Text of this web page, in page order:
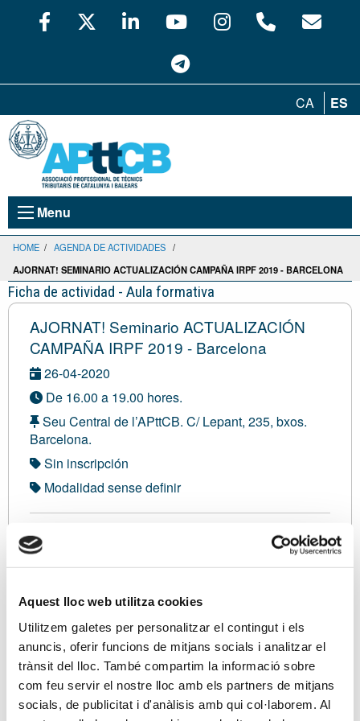
Aquest lloc web utilitza cookies
Utilitzem galetes per personalitzar el contingut i els
anuncis, oferir funcions de mitjans socials i analitzar el
trànsit del lloc. També compartim la informació sobre
com feu servir el nostre lloc amb els partners de mitjans
socials, de publicitat i d'anàlisis amb qui col·laborem. Al
CA ES
Menu
HOME / AGENDA DE ACTIVIDADES /
AJORNAT! SEMINARIO ACTUALIZACIÓN CAMPAÑA IRPF 2019 - BARCELONA
Ficha de actividad - Aula formativa
AJORNAT! Seminario ACTUALIZACIÓN
CAMPAÑA IRPF 2019 - Barcelona
26-04-2020
De 16.00 a 19.00 hores.
Seu Central de l’APttCB. C/ Lepant, 235, bxos.
Barcelona.
Sin inscripción
Modalidad sense definir
Inscripción gratuita:
Soy asociado/a
Ponentes
Sra. Irene Casín Pascual, Cap Servei d’Informació i
Assistència al Contribuent AEAT Catalunya.